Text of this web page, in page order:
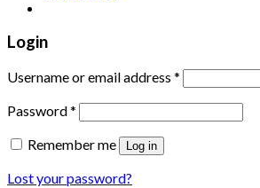
Login
Username or email address *
Password*
Remember me
Log in
Lost your password?